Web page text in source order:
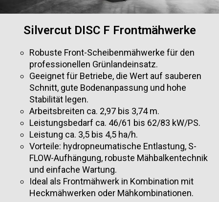
Silvercut DISC F Frontmähwerke
Robuste Front-Scheibenmähwerke für den
professionellen Grünlandeinsatz.
Geeignet für Betriebe, die Wert auf sauberen
Schnitt, gute Bodenanpassung und hohe
Stabilität legen.
Arbeitsbreiten ca. 2,97 bis 3,74 m.
Leistungsbedarf ca. 46/61 bis 62/83 kW/PS.
Leistung ca. 3,5 bis 4,5 ha/h.
Vorteile: hydropneumatische Entlastung, S-
FLOW-Aufhängung, robuste Mähbalkentechnik
und einfache Wartung.
Ideal als Frontmähwerk in Kombination mit
Heckmähwerken oder Mähkombinationen.